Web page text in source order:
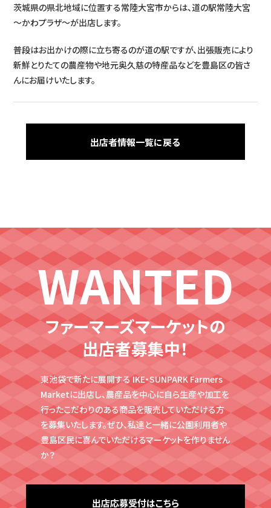
開催日時
アクセス
インフォメーション
LIST出店者情報
茨城県の県北地域に位置する常陸大宮市からは、道の駅常陸大宮
～かわプラザ～が出店します。
普段はお出かけの際に立ち寄るのが道の駅ですが、出張販売により
新鮮とりたての農産物や地元奥久慈の特産品などを豊島区の皆さ
んにお届けいたします。
出店者情報一覧に戻る
WANTED
ファーマーズマーケットの
出店者募集中！
東池袋で新たに展開する IKE・SUNPARK Farmers
Marketに出店し、農産品を中心に自ら生産や加工を
行ったこだわりのある商品を販売していただける方
を募集いたします。ぜひ、私達と一緒に公園利用者や
豊島区民に喜んでいただけるマーケットを作りません
か？
出店応募受付はこちら